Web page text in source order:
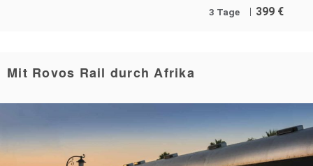
3 Tage 399 €
Mit Rovos Rail durch Afrika